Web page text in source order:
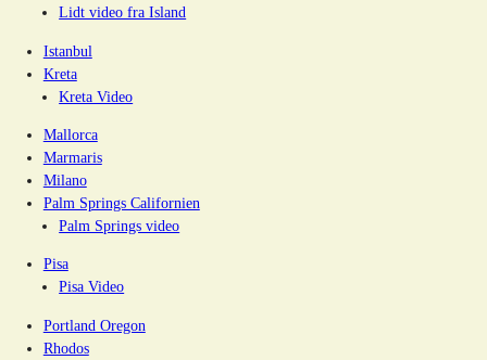
Lidt video fra Island
Istanbul
Kreta
Kreta Video
Mallorca
Marmaris
Milano
Palm Springs Californien
Palm Springs video
Pisa
Pisa Video
Portland Oregon
Rhodos